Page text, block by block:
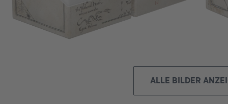
ALLE BILDER